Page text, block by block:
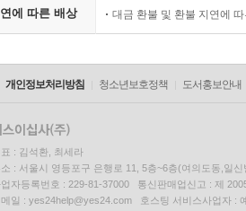
에 따른 배상 대금 환불 및 환불 지연에
개인정보처리방침 청소년보호정책 도서홍보안내
: 김석환, 최세라
소 : 서울시 영등포구 은행로 11, 5층~6층(여의도동,일신
업자등록번호 : 229-81-37000 통신판매업신고 : 제
메일 : yes24help@yes24.com 호스팅 서비스사업자 :